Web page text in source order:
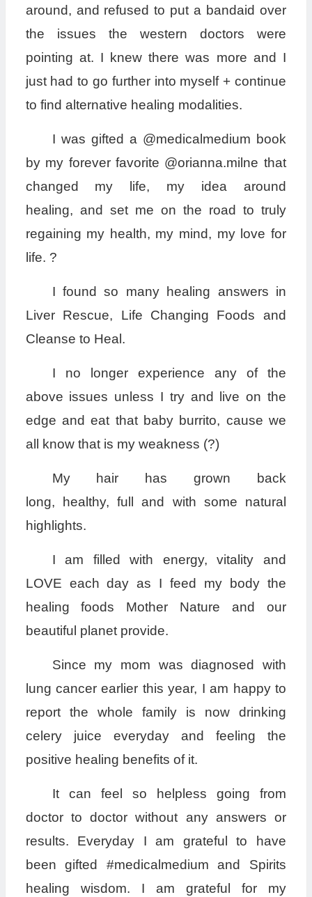
around, and refused to put a bandaid over
the issues the western doctors were
pointing at. I knew there was more and I
just had to go further into myself + continue
to find alternative healing modalities.
I was gifted a @medicalmedium book
by my forever favorite @orianna.milne that
changed my life, my idea around
healing, and set me on the road to truly
regaining my health, my mind, my love for
life. ?
I found so many healing answers in
Liver Rescue, Life Changing Foods and
Cleanse to Heal.
I no longer experience any of the
above issues unless I try and live on the
edge and eat that baby burrito, cause we
all know that is my weakness (?)
My hair has grown back
long, healthy, full and with some natural
highlights.
I am filled with energy, vitality and
LOVE each day as I feed my body the
healing foods Mother Nature and our
beautiful planet provide.
Since my mom was diagnosed with
lung cancer earlier this year, I am happy to
report the whole family is now drinking
celery juice everyday and feeling the
positive healing benefits of it.
It can feel so helpless going from
doctor to doctor without any answers or
results. Everyday I am grateful to have
been gifted #medicalmedium and Spirits
healing wisdom. I am grateful for my